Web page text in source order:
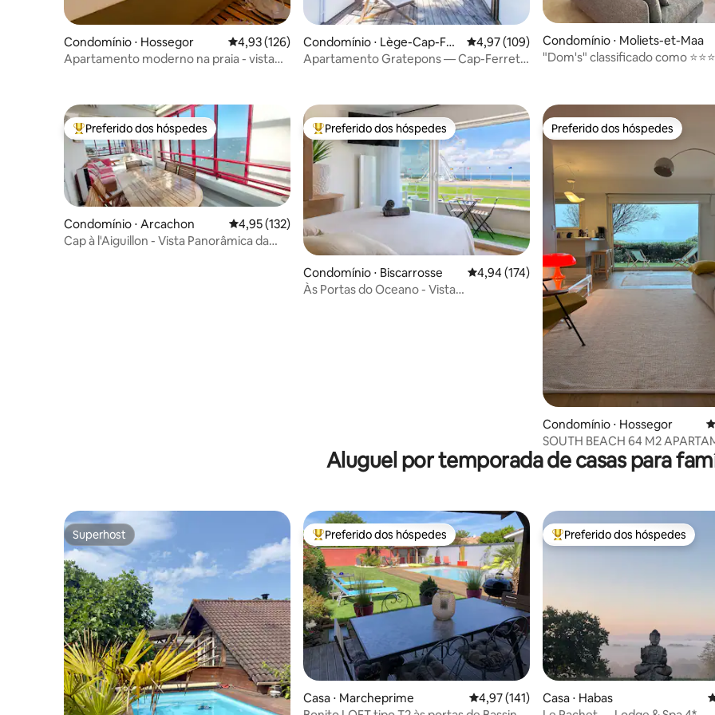
Condomínio ⋅ Hossegor 4,93 de uma avaliação média de 5, 126 avaliações
4,93 (126)
Apartamento moderno na praia - vista
Condomínio ⋅ Lège-Cap-Fer
ret
4,97 de uma avaliação média de 5, 109
4,97 (109)
Apartamento Gratepons — Cap-Ferret
Condomínio ⋅ Moliets-et-Maa
"Dom's" classificado como
Entre os melhores preferidos dos hóspedes
Preferido dos hóspedes
Condomínio ⋅ Arcachon 4,95 de uma avaliação média de 5, 132 avaliações
4,95 (132)
Cap à l'Aiguillon - Vista Panorâmica da
Entre os melhores preferidos dos hóspedes
Preferido dos hóspedes
Condomínio ⋅ Biscarrosse 4,94 de uma avaliação média de 5, 174
4,94 (174)
Às Portas do Oceano - Vista
Preferido dos hóspedes
Preferido dos hóspedes
Condomínio ⋅ Hossegor
SOUTH BEACH 64 M2
CONTEMPORÂNEO VISTA
Aluguel por temporada de casas para
Superhost
Superhost Entre os melhores preferidos dos hóspedes
Preferido dos hóspedes
Casa ⋅ Marcheprime 4,97 de uma avaliação média de 5, 141
4,97 (141)
Entre os melhores preferidos
Preferido dos hóspedes
Casa ⋅ Habas